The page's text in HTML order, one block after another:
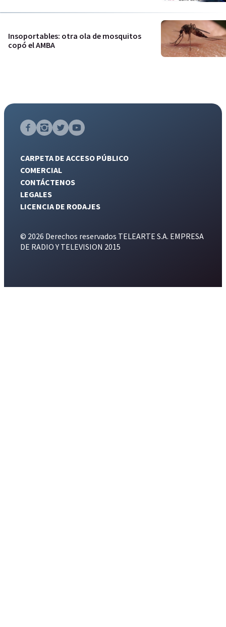
Insoportables: otra ola de mosquitos
copó el AMBA
CARPETA DE ACCESO PÚBLICO
COMERCIAL
CONTÁCTENOS
LEGALES
LICENCIA DE RODAJES
© 2026 Derechos reservados TELEARTE S.A. EMPRESA
DE RADIO Y TELEVISION 2015